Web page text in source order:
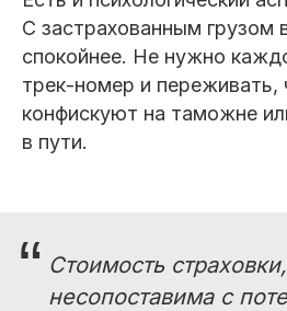
С застрахованным грузом
спокойнее. Не нужно
трек-номер и переживать,
конфискуют на таможне
в пути.
“ Стоимость
несопоставима с